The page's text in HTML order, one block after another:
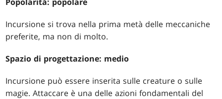
Incursione si trova nella prima metà delle meccaniche
preferite, ma non di molto.
Spazio di progettazione: medio
Incursione può essere inserita sulle creature o sulle
magie. Attaccare è una delle azioni fondamentali del